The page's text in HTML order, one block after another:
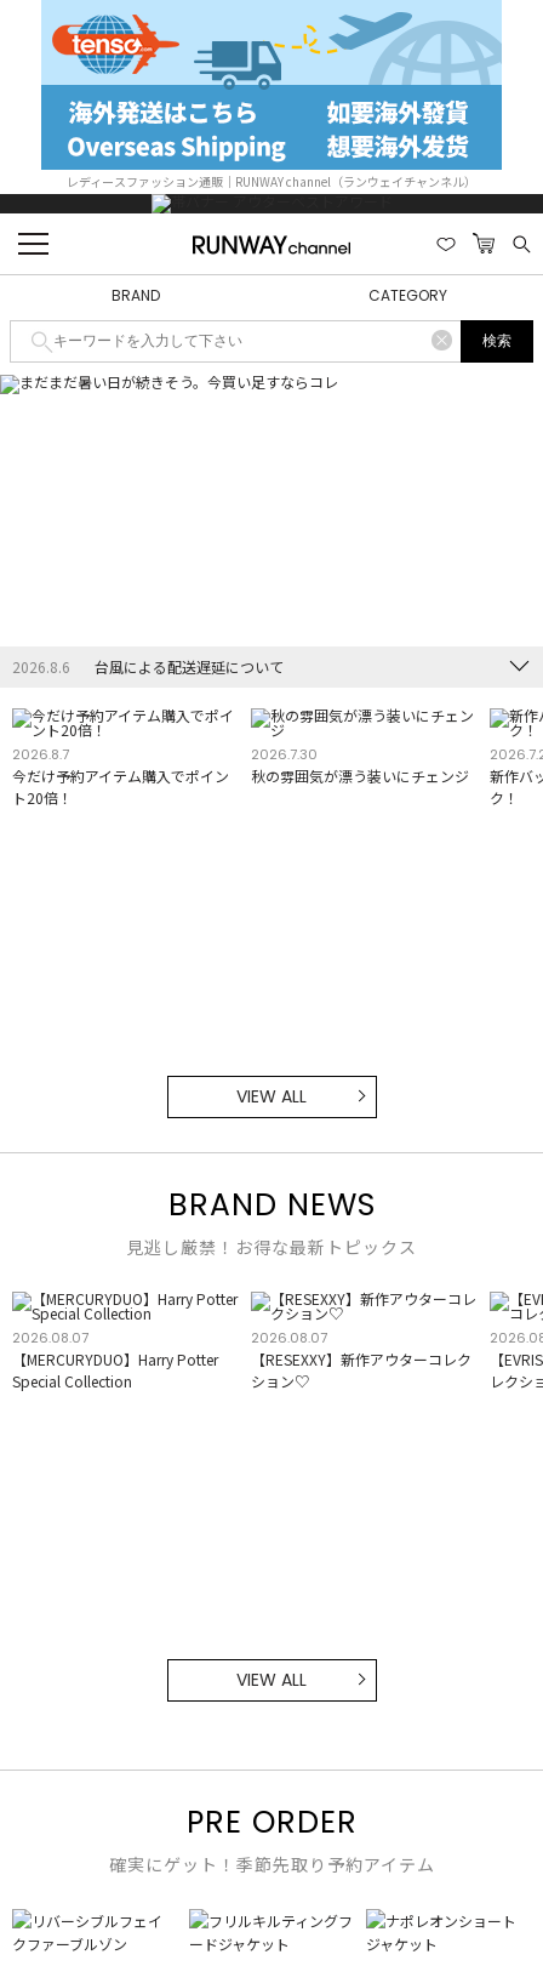
レディースファッション通販｜RUNWAY channel（ランウェイチャンネル）
BRAND CATEGORY
2026.8.6 台風による配送遅延について
2026.8.7
今だけ予約アイテム購入でポイン
ト20倍！
2026.7.30
秋の雰囲気が漂う装いにチェンジ
新作バ
ク！
VIEW ALL
BRAND NEWS
見逃し厳禁！お得な最新トピックス
2026.08.07
【MERCURYDUO】Harry Potter
Special Collection
2026.08.07
【RESEXXY】新作アウターコレク
ション♡
【
レクシ
VIEW ALL
PRE ORDER
確実にゲット！季節先取り予約アイテム